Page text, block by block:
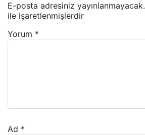
E-posta adresiniz yayınlanmayacak.
ile işaretlenmişlerdir
Yorum *
Ad *